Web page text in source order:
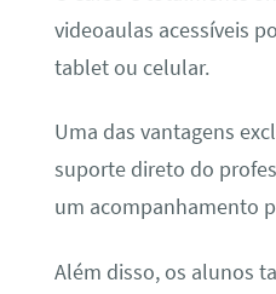
videoaulas acessíveis
tablet ou celular.
Uma das vantagens
suporte direto do
um acompanhamento
Além disso, os alunos